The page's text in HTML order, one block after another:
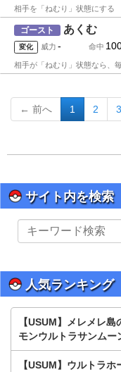
相手を「ねむり」状態にする
ゴースト あくむ
変化 威力 - 命中
相手が「ねむり」状態なら、
← 前へ 1 2 3
サイト内を検索
イ
を
検
索
人気ランキング
【USUM】メレメレ
モンウルトラサンムー
【USUM】ウルトラ